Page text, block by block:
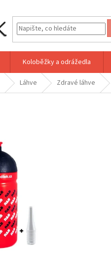
Koloběžky a odrážedla
Láhve Zdravé láhve